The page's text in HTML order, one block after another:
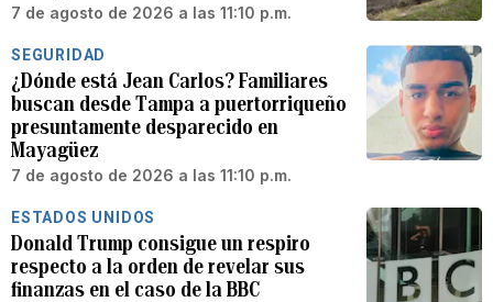
7 de agosto de 2026 a las 11:10 p.m.
SEGURIDAD
¿Dónde está Jean Carlos? Familiares
buscan desde Tampa a puertorriqueño
presuntamente desparecido en
Mayagüez
7 de agosto de 2026 a las 11:10 p.m.
ESTADOS UNIDOS
Donald Trump consigue un respiro
respecto a la orden de revelar sus
finanzas en el caso de la BBC